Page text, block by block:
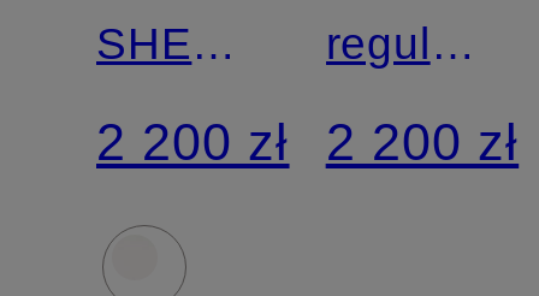
SHERFIELD
comfort
fit
2 200 zł
regular
fit
2 200 zł